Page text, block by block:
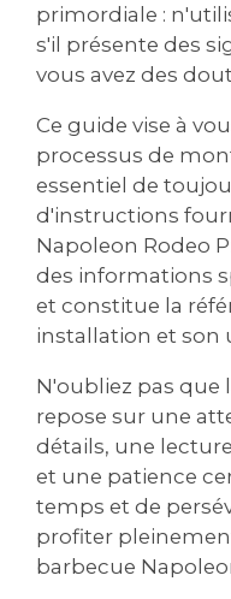
primordiale :
s'il présente des
vous avez des
Ce guide vise à
processus de
essentiel de
d'instructions
Napoleon Rodeo
des informations
et constitue la
installation et son
N'oubliez pas que
repose sur une
détails, une
et une patience
temps et de
profiter
barbecue